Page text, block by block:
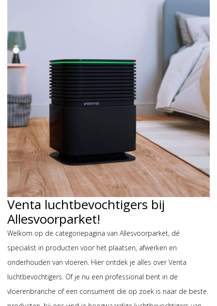
Venta luchtbevochtigers bij
Allesvoorparket!
Welkom op de categoriepagina van Allesvoorparket, dé
specialist in producten voor het plaatsen, afwerken en
onderhouden van vloeren. Hier ontdek je alles over Venta
luchtbevochtigers. Of je nu een professional bent in de
vloerenbranche of een consument die op zoek is naar de beste